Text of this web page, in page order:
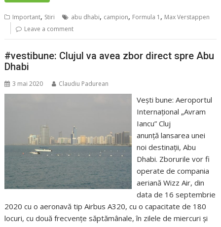
Important, Stiri abu dhabi, campion, Formula 1 , Max Verstappen
Leave a comment
#vestibune: Clujul va avea zbor direct spre Abu
Dhabi
3 mai 2020 Claudiu Padurean
Vești bune: Aeroportul
Internațional „Avram
Iancu” Cluj
anunță lansarea unei
noi destinații, Abu
Dhabi. Zborurile vor fi
operate de compania
aeriană Wizz Air, din
data de 16 septembrie
2020 cu o aeronavă tip Airbus A320, cu o capacitate de 180
locuri, cu două frecvențe săptămânale, în zilele de miercuri și